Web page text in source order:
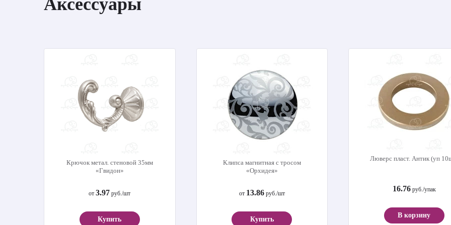
Аксессуары
Крючок метал. стеновой 35мм
«Гвидон»
от3.97 руб./шт
Купить
Клипса магнитная с тросом
«Орхидея»
от 13.86руб./шт
Купить
Люверс пласт. Антик (уп
16.76руб./упак
В корзину